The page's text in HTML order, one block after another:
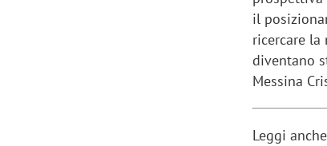
il
ricercare
diventano
Messina
Leggi